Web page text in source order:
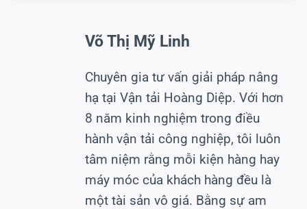
Võ Thị Mỹ Linh
Chuyên gia tư vấn giải pháp nâng
hạ tại Vận tải Hoàng Diệp. Với hơn
8 năm kinh nghiệm trong điều
hành vận tải công nghiệp, tôi luôn
tâm niệm rằng mỗi kiện hàng hay
máy móc của khách hàng đều là
một tài sản vô giá. Bằng sự am